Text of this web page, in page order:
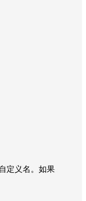
定义名。如果